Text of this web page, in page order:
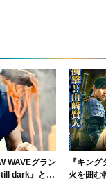
WAVEグラン
dark』と同
『キン
火を囲む